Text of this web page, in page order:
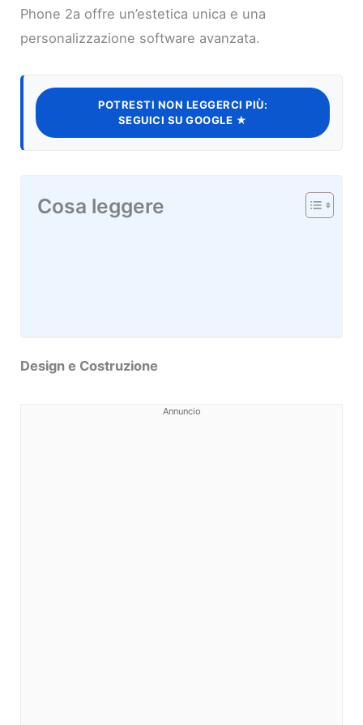
Phone 2a offre un’estetica unica e una
personalizzazione software avanzata.
POTRESTI NON LEGGERCI PIÙ:
SEGUICI SU GOOGLE ★
Cosa leggere
Design e Costruzione
Annuncio